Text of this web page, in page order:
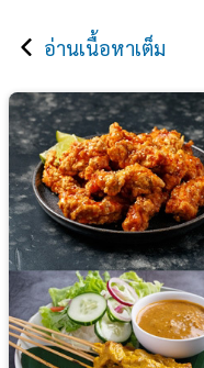
อ่านเนื้อหาเต็ม